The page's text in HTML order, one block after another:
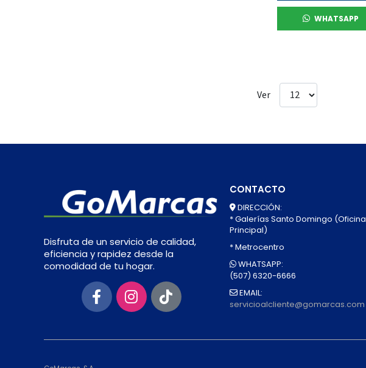
WHATSAPP
Ver
Disfruta de un servicio de calidad,
eficiencia y rapidez desde la
comodidad de tu hogar.
CONTACTO
DIRECCIÓN:
* Galerías Santo Domingo (Oficina
Principal)
* Metrocentro
WHATSAPP:
(507) 6320-6666
EMAIL:
servicioalcliente@gomarcas.com